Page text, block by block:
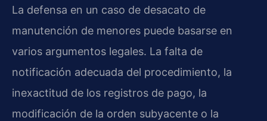
La defensa en un caso de desacato de
manutención de menores puede basarse en
varios argumentos legales. La falta de
notificación adecuada del procedimiento, la
inexactitud de los registros de pago, la
modificación de la orden subyacente o la